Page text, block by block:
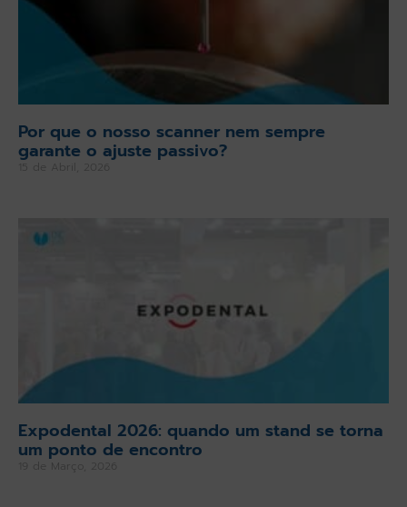
Por que o nosso scanner nem sempre
garante o ajuste passivo?
15 de Abril, 2026
Expodental 2026: quando um stand se torna
um ponto de encontro
19 de Março, 2026